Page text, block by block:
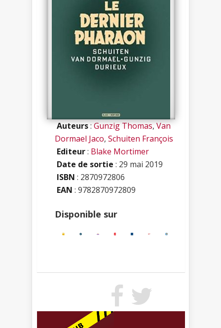
Auteurs:Gunzig Thomas,Van
Dormael Jaco, Schuiten François
Editeur: Blake Mortimer
Date de sortie : 29 mai 2019
ISBN : 2870972806
EAN : 9782870972809
Disponible sur